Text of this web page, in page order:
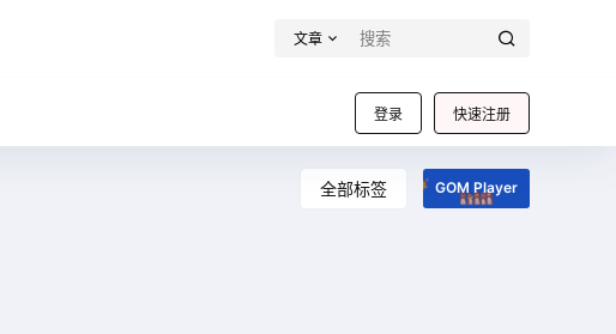
文章
登录 快速注册
全部标签 GOM Player